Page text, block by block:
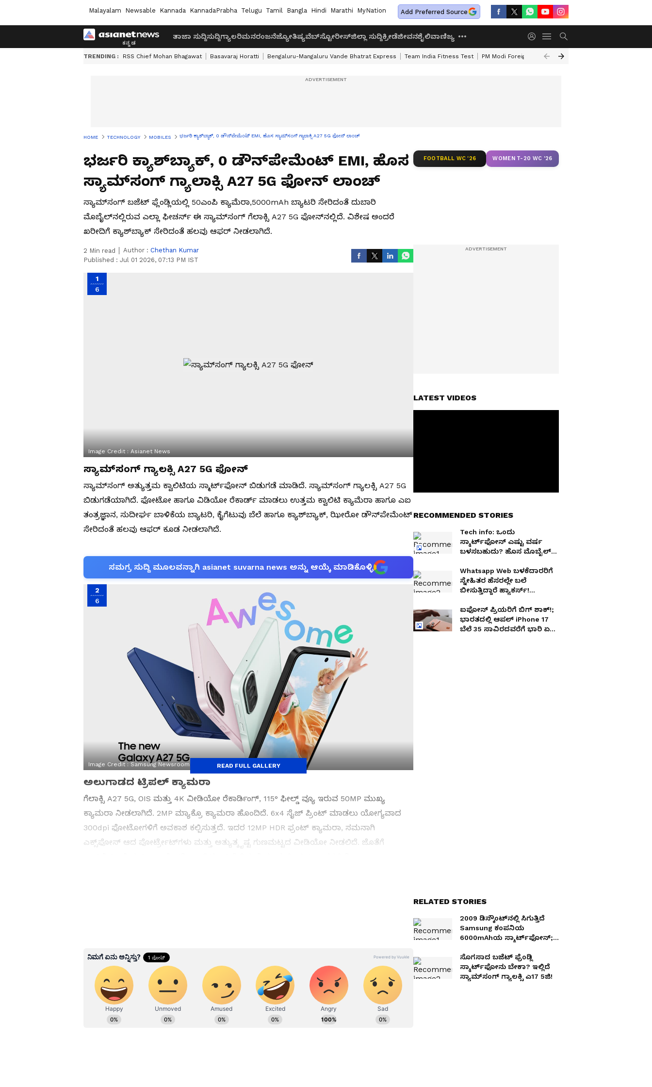
Malayalam Newsable Kannada KannadaPrabha Telugu Tamil Bangla Hindi Marathi MyNation Add Preferred Source
ತಾಜಾ ಸುದ್ದಿಸುದ್ದಿಗ್ಯಾಲರಿಮನರಂಜನೆಜ್ಯೋತಿಷ್ಯವೆಬ್‌ಸ್ಟೋರೀಸ್ಜಿಲ್ಲಾ ಸುದ್ದಿಕ್ರೀಡೆಜೀವನಶೈಲಿವಾಣಿಜ್ಯ
TRENDING : RSS Chief Mohan Bhagawat Basavaraj Horatti Bengaluru-Mangaluru Vande Bhatrat Express Team India Fitness Test PM Modi Foreign Travel Expenditure
HOME TECHNOLOGY MOBILES ಭರ್ಜರಿ ಕ್ಯಾಶ್‌ಬ್ಯಾಕ್‌, 0 ಡೌನ್‌ಪೇಮೆಂಟ್ EMI, ಹೊಸ ಸ್ಯಾಮ್‌ಸಂಗ್ ಗ್ಯಾಲಾಕ್ಸಿ A27 5G ಫೋನ್ ಲಾಂಚ್
ಭರ್ಜರಿ ಕ್ಯಾಶ್‌ಬ್ಯಾಕ್‌, 0 ಡೌನ್‌ಪೇಮೆಂಟ್ EMI, ಹೊಸ
ಸ್ಯಾಮ್‌ಸಂಗ್ ಗ್ಯಾಲಾಕ್ಸಿ A27 5G ಫೋನ್ ಲಾಂಚ್
ಸ್ಯಾಮ್‌ಸಂಗ್ ಬಜೆಟ್ ಫ್ಲೆಂಡ್ಲಿಯಲ್ಲಿ 50ಎಂಪಿ ಕ್ಯಾಮೆರಾ,5000mAh ಬ್ಯಾಟರಿ ಸೇರಿದಂತೆ ದುಬಾರಿ
ಮೊಬೈಲ್‌ನಲ್ಲಿರುವ ಎಲ್ಲಾ ಫೀಚರ್ಸ್ ಈ ಸ್ಯಾಮ್‌ಸಂಗ್ ಗೆಲಾಕ್ಸಿ A27 5G ಫೋನ್‌ನಲ್ಲಿದೆ. ವಿಶೇಷ ಅಂದರೆ
ಖರೀದಿಗೆ ಕ್ಯಾಶ್‌ಬ್ಯಾಕ್ ಸೇರಿದಂತೆ ಹಲವು ಆಫರ್ ನೀಡಲಾಗಿದೆ.
2 Min read Author : Chethan Kumar
Published : Jul 01 2026, 07:13 PM IST
1
6
Image Credit : Asianet News
ಸ್ಯಾಮ್‌ಸಂಗ್ ಗ್ಯಾಲಕ್ಸಿ A27 5G ಫೋನ್
ಸ್ಯಾಮ್‌ಸಂಗ್ ಅತ್ಯುತ್ತಮ ಕ್ವಾಲಿಟಿಯ ಸ್ಮಾರ್ಟ್‌ಫೋನ್ ಬಿಡುಗಡೆ ಮಾಡಿದೆ. ಸ್ಯಾಮ್‌ಸಂಗ್ ಗ್ಯಾಲಕ್ಸಿ A27 5G
ಬಿಡುಗಡೆಯಾಗಿದೆ. ಫೋಟೋ ಹಾಗೂ ವಿಡಿಯೋ ರೆಕಾರ್ಡ್‌ ಮಾಡಲು ಉತ್ತಮ ಕ್ವಾಲಿಟಿ ಕ್ಯಾಮೆರಾ ಹಾಗೂ ಎಐ
ತಂತ್ರಜ್ಞಾನ, ಸುದೀರ್ಘ ಬಾಳಿಕೆಯ ಬ್ಯಾಟರಿ, ಕೈಗೆಟುವು ಬೆಲೆ ಹಾಗೂ ಕ್ಯಾಶ್‌ಬ್ಯಾಕ್, ಝೀರೋ ಡೌನ್‌ಪೇಮೆಂಟ್
ಸೇರಿದಂತೆ ಹಲವು ಆಫರ್ ಕೂಡ ನೀಡಲಾಗಿದೆ.
ಸಮಗ್ರ ಸುದ್ದಿ ಮೂಲವನ್ನಾಗಿ asianet suvarna news ಅನ್ನು ಆಯ್ಕೆ ಮಾಡಿಕೊಳ್ಳಿ
2
6
Image Credit : Samsung Newsroom
ಅಲುಗಾಡದ ಟ್ರಿಪಲ್ ಕ್ಯಾಮರಾ
ಗೆಲಾಕ್ಸಿ A27 5G, OIS ಮತ್ತು 4K ವೀಡಿಯೋ ರೆಕಾರ್ಡಿಂಗ್, 115° ಫೀಲ್ಡ್ ವ್ಯೂ ಇರುವ 50MP ಮುಖ್ಯ
ಕ್ಯಾಮರಾ ನೀಡಲಾಗಿದೆ. 2MP ಮ್ಯಾಕ್ರೊ ಕ್ಯಾಮರಾ ಹೊಂದಿದೆ. 6x4 ಸೈಜ್ ಪ್ರಿಂಟ್ ಮಾಡಲು ಯೋಗ್ಯವಾದ
300dpi ಫೋಟೋಗಳಿಗೆ ಅವಕಾಶ ಕಲ್ಪಿಸುತ್ತದೆ. ಇದರ 12MP HDR ಫ್ರಂಟ್ ಕ್ಯಾಮರಾ, ಸಮನಾಗಿ
ಎಕ್ಸ್‌ಫೋಸ್ ಆದ ಪೋರ್ಟ್ರೇಟ್‌ಗಳು ಮತ್ತು ಅತ್ಯುತ್ಕೃಷ್ಟ ಗುಣಮಟ್ಟದ ವೀಡಿಯೋ ನೀಡಲಿದೆ. ಜೊತೆಗೆ
ಇದು 10 ಸಾವಿರಕ್ಕಿಂತಲೂ ಕಡಿಮೆ
READ FULL GALLERY
FOOTBALL WC '26 WOMEN T-20 WC '26
LATEST VIDEOS
RECOMMENDED STORIES
Tech info: ಒಂದು
ಸ್ಮಾರ್ಟ್‌ಫೋನ್ ಎಷ್ಟು ವರ್ಷ
ಬಳಸಬಹುದು? ಹೊಸ ಮೊಬೈಲ್
ಲಕ್ಷಣಗಳನ್ನು ಗಮನಿಸಿ!
Whatsapp Web ಬಳಕೆದಾರರಿಗೆ
ಸ್ನೇಹಿತರ ಹೆಸರಲ್ಲೇ ಬಲೆ
ಬೀಸುತ್ತಿದ್ದಾರೆ ಹ್ಯಾಕರ್ಸ್!
ಐಫೋನ್ ಪ್ರಿಯರಿಗೆ ಬಿಗ್ ಶಾಕ್!;
ಭಾರತದಲ್ಲಿ ಆಪಲ್ iPhone 17
ಬೆಲೆ 35 ಸಾವಿರದವರೆಗೆ ಭಾರಿ ಏರಿಕೆ
RELATED STORIES
₹2009 ಡಿಸ್ಕೌಂಟ್‌ನಲ್ಲಿ ಸಿಗುತ್ತಿದೆ
Samsung ಕಂಪನಿಯ
6000mAhಯ ಸ್ಮಾರ್ಟ್‌ಫೋನ್;
ಬೆಲೆ
ಸೊಗಸಾದ ಬಜೆಟ್‌ ಫ್ರೆಂಡ್ಲಿ
ಸ್ಮಾರ್ಟ್‌ಫೋನು ಬೇಕಾ? ಇಲ್ಲಿದೆ
ಸ್ಯಾಮ್‌ಸಂಗ್ ಗ್ಯಾಲಕ್ಸಿ ಎ17 5ಜಿ!